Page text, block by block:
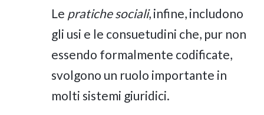
Le pratiche sociali, infine, includono
gli usi e le consuetudini che, pur non
essendo formalmente codificate,
svolgono un ruolo importante in
molti sistemi giuridici.